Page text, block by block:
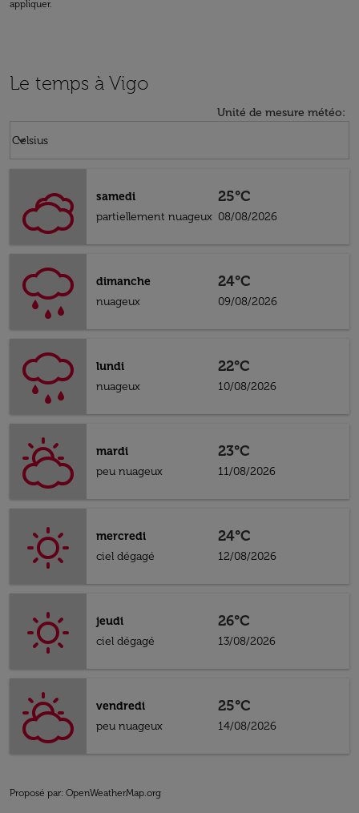
appliquer.
Le temps à Vigo
Unité de mesure météo:
Celsius
keyboard_arrow_down
samedi
partiellement nuageux
25°C
08/08/2026
dimanche
nuageux
24°C
09/08/2026
lundi
nuageux
22°C
10/08/2026
mardi
peu nuageux
23°C
11/08/2026
mercredi
ciel dégagé
24°C
12/08/2026
jeudi
ciel dégagé
26°C
13/08/2026
vendredi
peu nuageux
25°C
14/08/2026
Proposé par: OpenWeatherMap.org